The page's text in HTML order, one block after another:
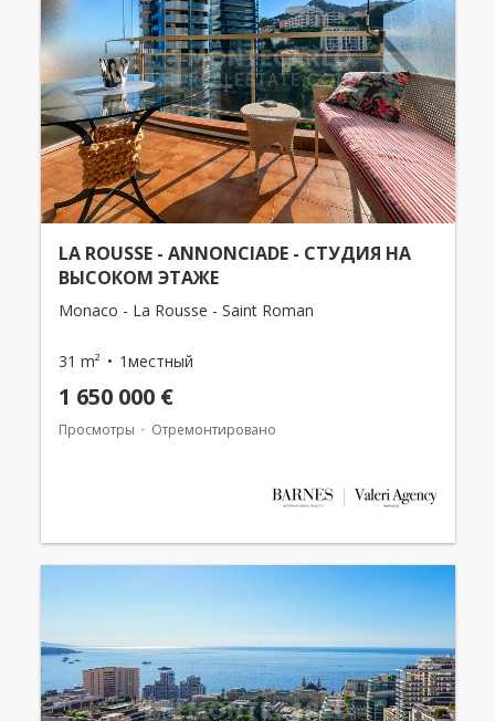
LA ROUSSE - ANNONCIADE - СТУДИЯ НА
ВЫСОКОМ ЭТАЖЕ
Monaco - La Rousse - Saint Roman
31 m² 1местный
1 650 000 €
Просмотры Отремонтировано